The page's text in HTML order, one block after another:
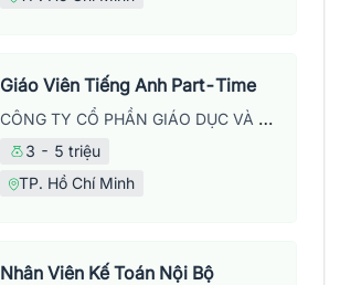
Giáo Viên Tiếng Anh Part-Time
CÔNG TY CỔ PHẦN GIÁO DỤC VÀ NĂNG LƯỢNG ĐÔNG ĐÔ
3 - 5 triệu
TP. Hồ Chí Minh
Nhân Viên Kế Toán Nội Bộ